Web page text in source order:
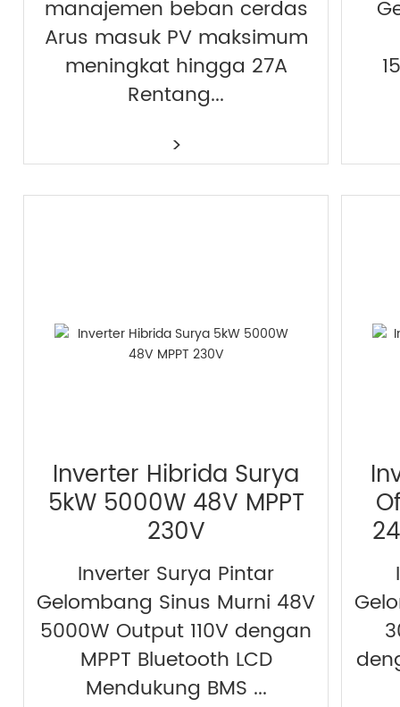
manajemen beban cerdas
Arus masuk PV maksimum
meningkat hingga 27A
Rentang...
>
Inverter Hibrida Surya
5kW 5000W 48V MPPT
230V
Inverter Surya Pintar
Gelombang Sinus Murni 48V
5000W Output 110V dengan
MPPT Bluetooth LCD
Mendukung BMS ...